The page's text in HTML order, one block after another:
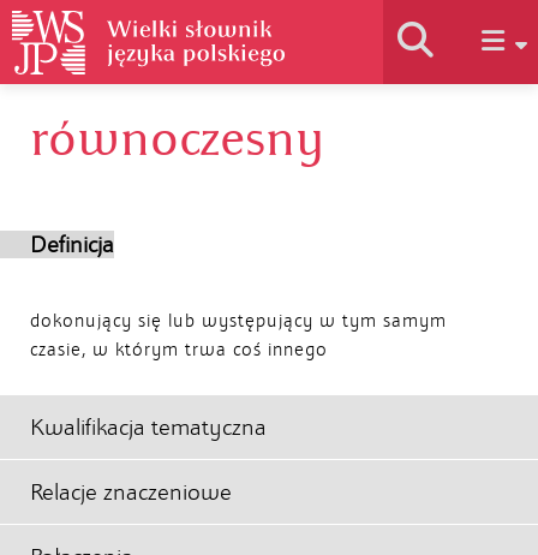
Historia słownika
równoczesny
Definicja
dokonujący się lub występujący w tym samym
czasie, w którym trwa coś innego
Kwalifikacja tematyczna
Relacje znaczeniowe